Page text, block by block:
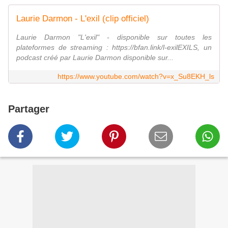
Laurie Darmon - L'exil (clip officiel)
Laurie Darmon "L'exil" - disponible sur toutes les
plateformes de streaming : https://bfan.link/l-exilEXILS, un
podcast créé par Laurie Darmon disponible sur...
https://www.youtube.com/watch?v=x_Su8EKH_ls
Partager